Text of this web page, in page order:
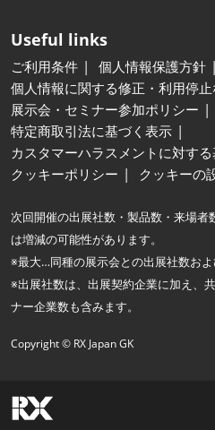
Useful links
ご利用条件
個人情報保護方針
個人情報に関する修正・利用停
展示会・セミナー参加ポリシー
特定商取引法に基づく表示
カスタマーハラスメントに対す
クッキーポリシー
クッキーの
次回開催の出展社数・製品数・来場
は増減の可能性があります。
※最大…同種の展示会との出展社数およ
※出展社数は、出展契約企業に加え、
ナー企業数も含みます。
Copyright © RX Japan GK